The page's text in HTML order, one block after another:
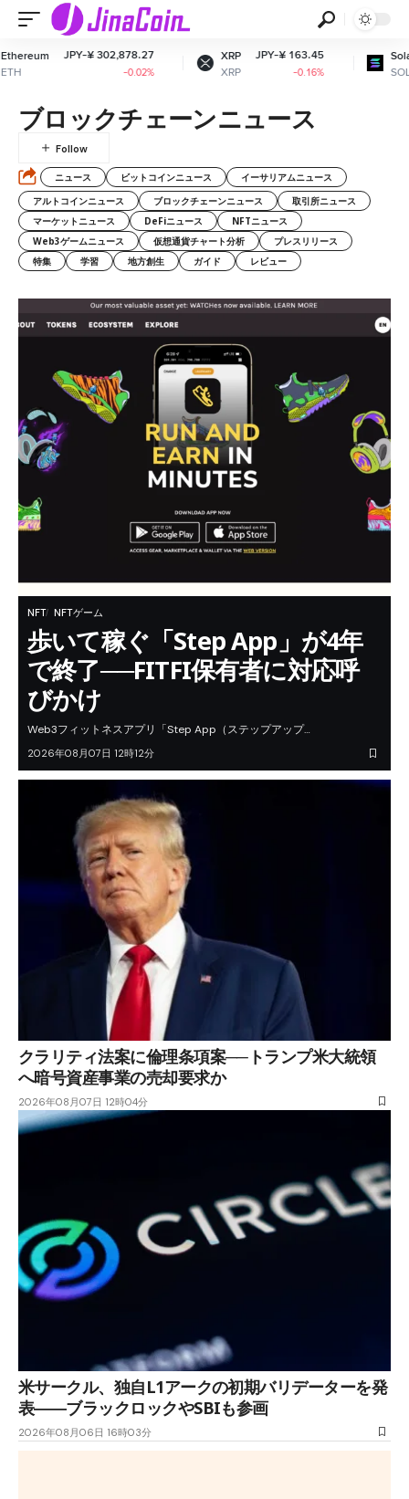
JPY-¥ 302,878.27 JPY-¥ 163.45
-0.16%
JPY-
ブロックチェーンニュース
ニュース ビットコインニュース
イーサリアムニュース
アルトコインニュース
ブロックチェーンニュース
取引所ニュース
マーケットニュース
DeFiニュース
NFTニュース
Web3ゲームニュース
仮想通貨チャート分析
プレスリリース
特集
学習 地方創生 ガイド レビュー
NFT NFTゲーム
歩いて稼ぐ「Step App」が4年
で終了──FITFI保有者に対応呼
びかけ
Web3フィットネスアプリ「Step App（ステップアップ…
2026年08月07日 12時12分
クラリティ法案に倫理条項案──トランプ米大統領
へ暗号資産事業の売却要求か
2026年08月07日 12時04分
米サークル、独自L1アークの初期バリデーターを発
表――ブラックロックやSBIも参画
2026年08月06日 16時03分